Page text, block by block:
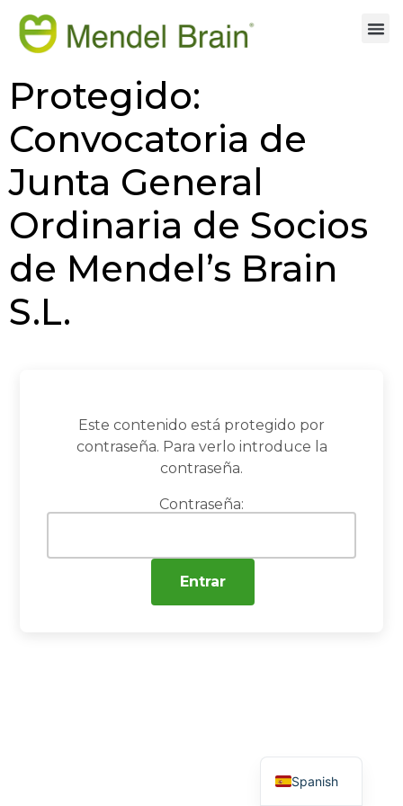
Protegido:
Convocatoria de
Junta General
Ordinaria de Socios
de Mendel’s Brain
S.L.
Este contenido está protegido por
contraseña. Para verlo introduce la
contraseña.
Contraseña:
Spanish